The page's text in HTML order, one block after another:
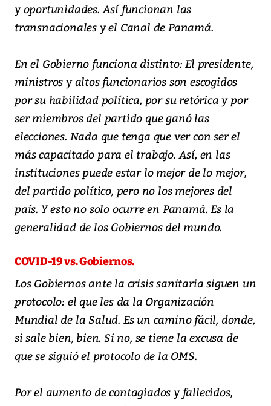
y oportunidades. Así funcionan las
transnacionales y el Canal de Panamá.
En el Gobierno funciona distinto: El presidente,
ministros y altos funcionarios son escogidos
por su habilidad política, por su retórica y por
ser miembros del partido que ganó las
elecciones. Nada que tenga que ver con ser el
más capacitado para el trabajo. Así, en las
instituciones puede estar lo mejor de lo mejor,
del partido político, pero no los mejores del
país. Y esto no solo ocurre en Panamá. Es la
generalidad de los Gobiernos del mundo.
COVID-19 vs. Gobiernos.
Los Gobiernos ante la crisis sanitaria siguen un
protocolo: el que les da la Organización
Mundial de la Salud. Es un camino fácil, donde,
si sale bien, bien. Si no, se tiene la excusa de
que se siguió el protocolo de la OMS.
Por el aumento de contagiados y fallecidos,